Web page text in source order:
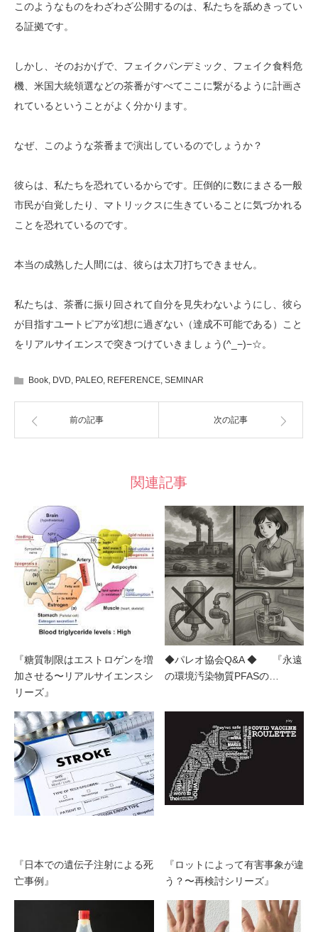
このようなものをわざわざ公開するのは、私たちを舐めきってい
る証拠です。
しかし、そのおかげで、フェイクパンデミック、フェイク食料危
機、米国大統領選などの茶番がすべてここに繋がるように計画さ
れているということがよく分かります。
なぜ、このような茶番まで演出しているのでしょうか？
彼らは、私たちを恐れているからです。圧倒的に数にまさる一般
市民が自覚したり、マトリックスに生きていることに気づかれる
ことを恐れているのです。
本当の成熟した人間には、彼らは太刀打ちできません。
私たちは、茶番に振り回されて自分を見失わないようにし、彼ら
が目指すユートピアが幻想に過ぎない（達成不可能である）こと
をリアルサイエンスで突きつけていきましょう(^_−)−☆。
Book, DVD, PALEO, REFERENCE, SEMINAR
前の記事 次の記事
関連記事
『糖質制限はエストロゲンを増
加させる〜リアルサイエンスシ
リーズ』
◆パレオ協会Q&A ◆ 『永遠
の環境汚染物質PFASの…
『日本での遺伝子注射による死
亡事例』
『ロットによって有害事象が違
う？〜再検討シリーズ』